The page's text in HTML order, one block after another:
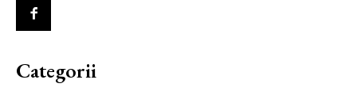
Categorii